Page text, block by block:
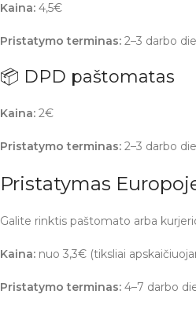
Kaina: 4,5€
Pristatymo terminas: 2–3 darbo
📦 DPD paštomatas
Kaina: 2€
Pristatymo terminas: 2–3 darbo
Pristatymas
Galite rinktis paštomato arba
Kaina: nuo 3,3€ (tiksliai
Pristatymo terminas: 4–7 darbo